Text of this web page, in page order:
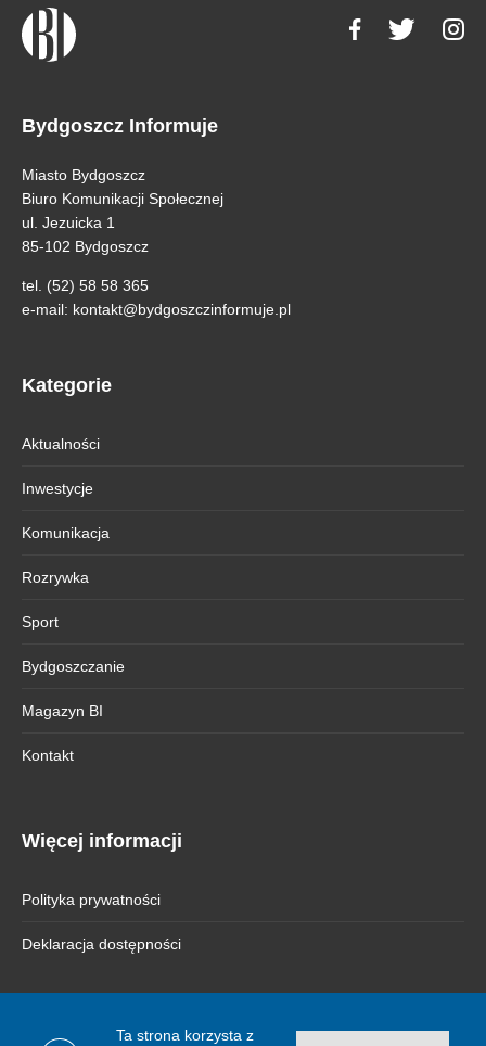
Ta strona korzysta z
Bydgoszcz Informuje
Miasto Bydgoszcz
Biuro Komunikacji Społecznej
ul. Jezuicka 1
85-102 Bydgoszcz
tel. (52) 58 58 365
e-mail: kontakt@bydgoszczinformuje.pl
Kategorie
Aktualności
Inwestycje
Komunikacja
Rozrywka
Sport
Bydgoszczanie
Magazyn BI
Kontakt
Więcej informacji
Polityka prywatności
Deklaracja dostępności